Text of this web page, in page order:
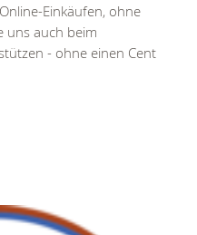
Einkäufen, ohne
uns auch beim
- ohne einen Cent